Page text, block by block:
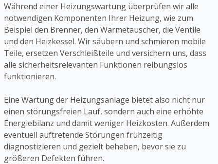
Während einer Heizungswartung überprüfen wir alle
notwendigen Komponenten Ihrer Heizung, wie zum
Beispiel den Brenner, den Wärmetauscher, die Ventile
und den Heizkessel. Wir säubern und schmieren mobile
Teile, ersetzen Verschleißteile und versichern uns, dass
alle sicherheitsrelevanten Funktionen reibungslos
funktionieren.
Eine Wartung der Heizungsanlage bietet also nicht nur
einen störungsfreien Lauf, sondern auch eine erhöhte
Energiebilanz und damit weniger Heizkosten. Außerdem
eventuell auftretende Störungen frühzeitig
diagnostizieren und gezielt beheben, bevor sie zu
größeren Defekten führen.